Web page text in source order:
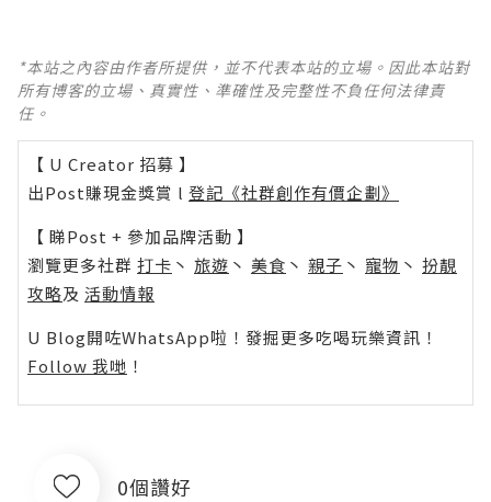
*本站之內容由作者所提供，並不代表本站的立場。因此本站對
所有博客的立場、真實性、準確性及完整性不負任何法律責
任。
【 U Creator 招募 】
出Post賺現金獎賞 l 登記《社群創作有價企劃》
【 睇Post + 參加品牌活動 】
瀏覽更多社群 打卡 丶 旅遊 丶 美食 丶 親子 丶 寵物 丶 扮靚
攻略及 活動情報
U Blog開咗WhatsApp啦！發掘更多吃喝玩樂資訊！
Follow 我哋 ！
0個讚好